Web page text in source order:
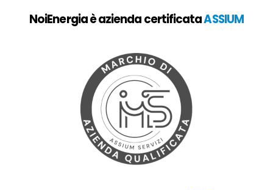
NoiEnergia è azienda certificataASSIUM